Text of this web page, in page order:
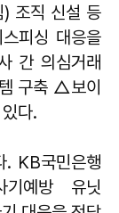
조직 신설 등
피싱 대응을
간 의심거래
구축 △보이
다.
. KB국민은행
기예방 유닛